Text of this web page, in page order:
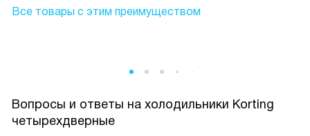
Все товары с этим преимуществом
Вопросы и ответы на холодильники Korting
четырехдверные